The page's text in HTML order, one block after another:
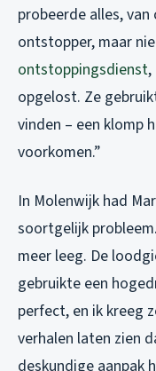
probeerde alles,
ontstopper, maar
ontstoppingsdienst
opgelost. Ze
vinden – een klomp
voorkomen.”
In Molenwijk had
soortgelijk
meer leeg. De
gebruikte een
perfect, en ik kreeg
verhalen laten zien
deskundige aanpak